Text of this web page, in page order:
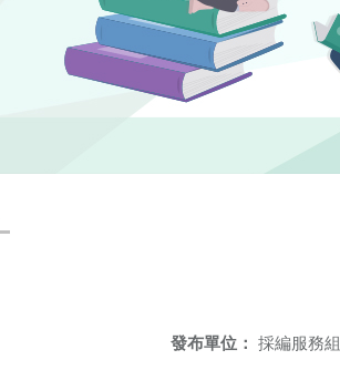
發布單位： 採編服務組